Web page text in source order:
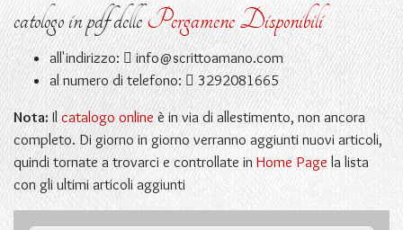
catologo in pdf dellePergamene Disponibili
all'indirizzo: info@scrittoamano.com
al numero di telefono:
3292081665
Nota:Il catalogo onlineè in via di allestimento, non ancora
completo. Di giorno in giorno verranno aggiunti nuovi articoli,
quindi tornate a trovarci e controllate in Home Page la lista
con gli ultimi articoli aggiunti